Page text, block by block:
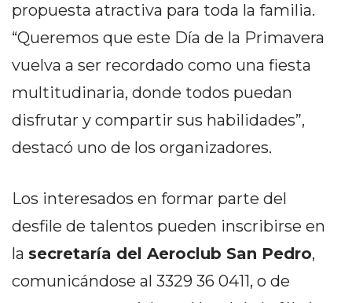
TÉRMINOS
Y
CONDICIONES
DE
PRIVACIDAD
MAPA
TAPA
DEL
propuesta atractiva para toda la familia.
“Queremos que este Día de la Primavera
vuelva a ser recordado como una fiesta
multitudinaria, donde todos puedan
disfrutar y compartir sus habilidades”,
destacó uno de los organizadores.
Los interesados en formar parte del
desfile de talentos pueden inscribirse en
la secretaría del Aeroclub San Pedro,
comunicándose al 3329 36 0411, o de